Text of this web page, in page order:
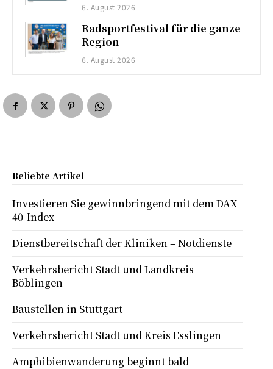
6. August 2026
Radsportfestival für die ganze
Region
6. August 2026
Beliebte Artikel
Investieren Sie gewinnbringend mit dem DAX
40-Index
Dienstbereitschaft der Kliniken – Notdienste
Verkehrsbericht Stadt und Landkreis
Böblingen
Baustellen in Stuttgart
Verkehrsbericht Stadt und Kreis Esslingen
Amphibienwanderung beginnt bald